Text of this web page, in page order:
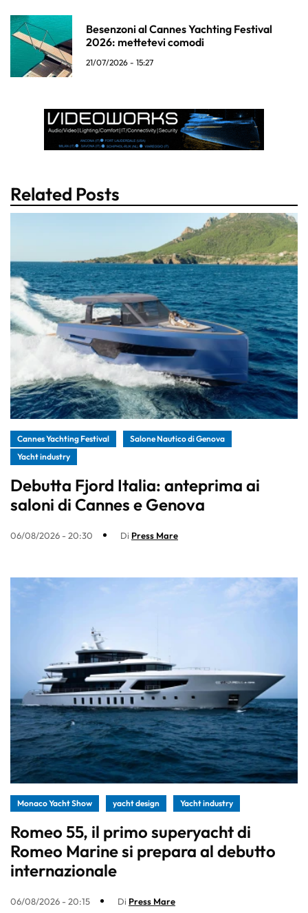
Besenzoni al Cannes Yachting Festival
2026: mettetevi comodi
21/07/2026 - 15:27
Related Posts
Cannes Yachting Festival
Salone Nautico di Genova
Yacht industry
Debutta Fjord Italia: anteprima ai
saloni di Cannes e Genova
06/08/2026 - 20:30 Di Press Mare
Monaco Yacht Show yacht design Yacht industry
Romeo 55, il primo superyacht di
Romeo Marine si prepara al debutto
internazionale
06/08/2026 - 20:15 Di Press Mare